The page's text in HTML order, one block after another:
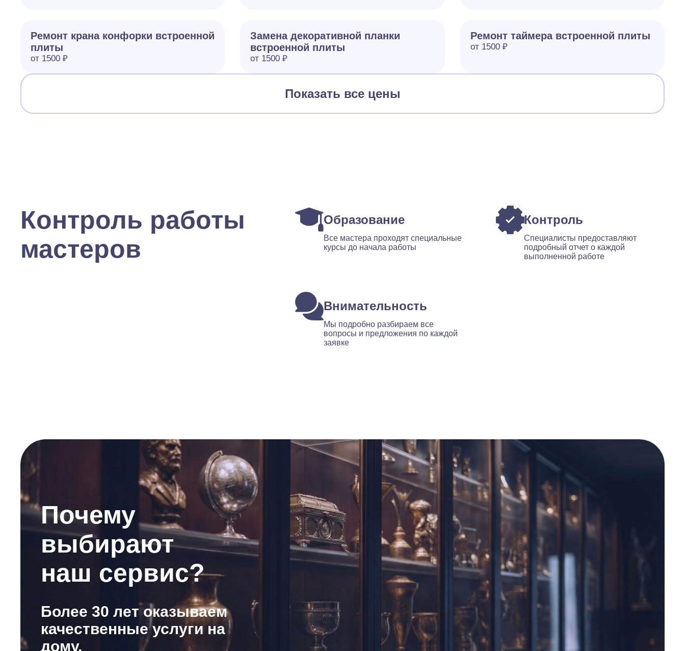
Ремонт крана конфорки встроенной
плиты
от 1500 ₽
Замена декоративной планки
встроенной плиты
от 1500 ₽
Ремонт таймера встроенной плиты
от 1500 ₽
Показать все цены
Контроль работы
мастеров
Образование
Все мастера проходят специальные
курсы до начала работы
Контроль
Специалисты предоставляют
подробный отчет о каждой
выполненной работе
Внимательность
Мы подробно разбираем все
вопросы и предложения по каждой
заявке
Почему
выбирают
наш сервис?
Более 30 лет оказываем
качественные услуги на
дому.